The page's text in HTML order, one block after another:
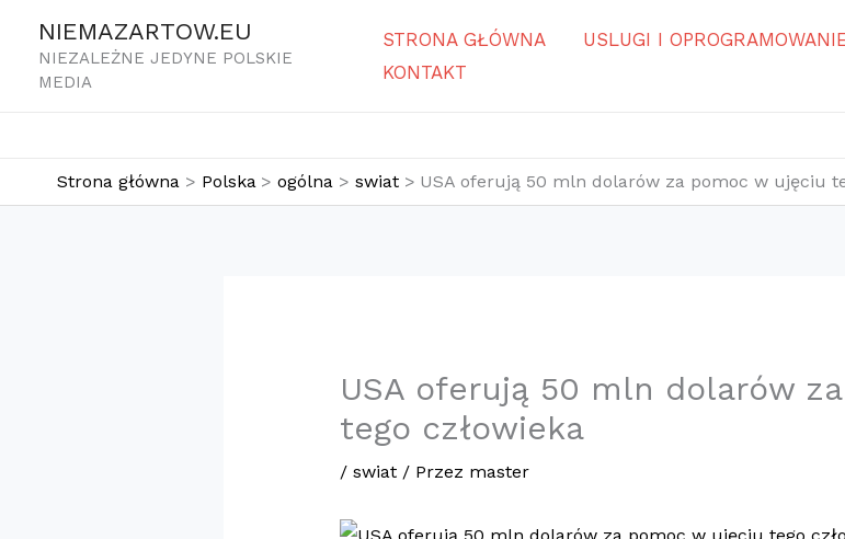
treści
NIEMAZARTOW.EU
NIEZALEŻNE JEDYNE POLSKIE
MEDIA
STRONA GŁÓWNA USLUGI I
KONTAKT
Strona główna Polska ogólna swiat USA oferują 50 mln dolarów za pomoc w ujęciu
USA oferują 50 mln dolarów
tego człowieka
/swiat / Przez master